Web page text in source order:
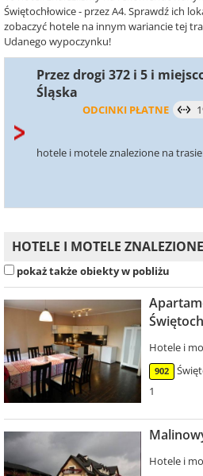
Świętochłowice - przez A4. Sprawdź ich
zobaczyć hotele na innym wariancie tej
Udanego wypoczynku!
Przez drogi 372 i 5 i
Śląska
ODCINKI PŁATNE
hotele i motele znalezione na
HOTELE I MOTELE
pokaż także obiekty w pobliżu
Hotele i
902
1
Hotele i